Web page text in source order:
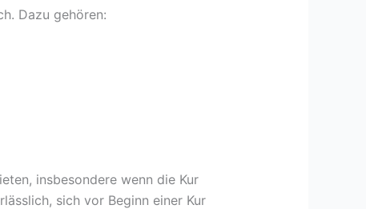
Dazu gehören:
insbesondere wenn die Kur
sich vor Beginn einer Kur